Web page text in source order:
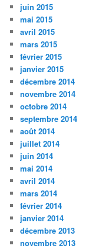
juin 2015
mai 2015
avril 2015
mars 2015
février 2015
janvier 2015
décembre 2014
novembre 2014
octobre 2014
septembre 2014
août 2014
juillet 2014
juin 2014
mai 2014
avril 2014
mars 2014
février 2014
janvier 2014
décembre 2013
novembre 2013